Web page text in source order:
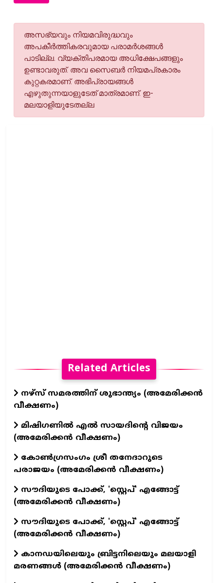
അസഭ്യവും നിയമവിരുദ്ധവും
അപകീര്‍ത്തികരവുമായ പരാമര്‍ശങ്ങള്‍
പാടില്ല. വ്യക്തിപരമായ അധിക്ഷേപങ്ങളും
ഉണ്ടാവരുത്. അവ സൈബര്‍ നിയമപ്രകാരം
കുറ്റകരമാണ്. അഭിപ്രായങ്ങള്‍
എഴുതുന്നയാളുടേത് മാത്രമാണ്. ഇ-
മലയാളിയുടേതല്ല
Related Articles
നഴ്സ് സമരത്തിന് ശുഭാന്ത്യം (അമേരിക്കൻ
വീക്ഷണം)
മിഷിഗണിൽ എൽ സായദിന്റെ വിജയം
(അമേരിക്കൻ വീക്ഷണം)
കോൺഗ്രസംഗം ശ്രീ തനേദാറുടെ
പരാജയം (അമേരിക്കൻ വീക്ഷണം)
സൗദിയുടെ പോക്ക്, 'സ്റ്റെപ്' എങ്ങോട്ട്
(അമേരിക്കൻ വീക്ഷണം)
സൗദിയുടെ പോക്ക്, 'സ്റ്റെപ്' എങ്ങോട്ട്
(അമേരിക്കൻ വീക്ഷണം)
കാനഡയിലെയും ബ്രിട്ടനിലെയും മലയാളി
മരണങ്ങൾ (അമേരിക്കൻ വീക്ഷണം)